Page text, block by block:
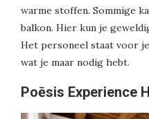
warme stoffen. Sommige
balkon. Hier kun je
Het personeel staat voor
wat je maar nodig hebt.
Poēsis Experience